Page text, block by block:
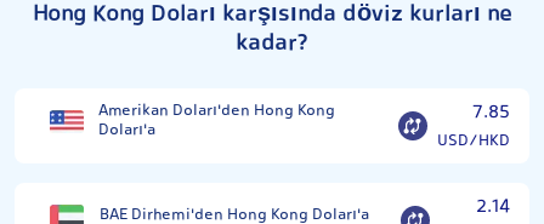
Hong Kong Doları karşısında döviz kurları ne
kadar?
Amerikan Doları'den Hong Kong
Doları'a
7.85
USD/HKD
BAE Dirhemi'den Hong Kong Doları'a 2.14